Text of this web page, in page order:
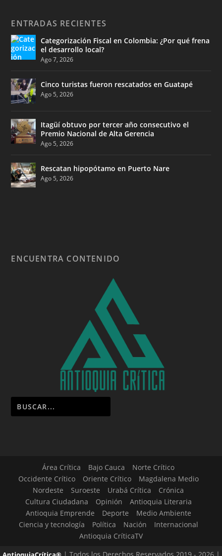
ENTRADAS RECIENTES
Categorización Fiscal en Colombia: ¿Por qué frena
el desarrollo local?
Ago 7, 2026
Cinco turistas fueron rescatados en Guatapé
Ago 5, 2026
Itagüí obtuvo por tercer año consecutivo el
Premio Nacional de Alta Gerencia
Ago 5, 2026
Rescatan hipopótamo en Puerto Nare
Ago 5, 2026
ENCUENTRA CONTENIDO
Área Crítica Bajo Cauca
Norte Crítico
Occidente Crítico
Oriente Crítico
Magdalena Medio
Nordeste
Suroeste Urabá Crítica
Crónica
Cultura Ciudadana
Opinión
Antioquia Literaria
Antioquia Emprende
Deporte
Medio Ambiente
Ciencia y tecnología
Política Nación
Internacional
Antioquia CríticaTV
| Todos los Derechos Reservados 2019 - 2026 |